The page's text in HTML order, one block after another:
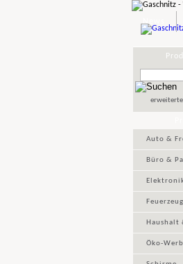
erweiterte
Auto &
Büro &
Haushalt
Öko-